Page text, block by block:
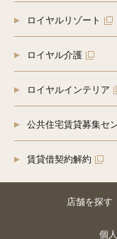
ロイヤルリゾート
ロイヤル介護
ロイヤルインテリア
公共住宅賃貸募集セ
賃貸借契約解約
店舗を探す
個